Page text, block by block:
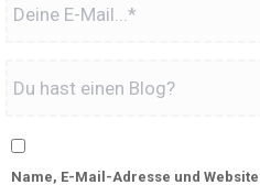
Name, E-Mail-Adresse und